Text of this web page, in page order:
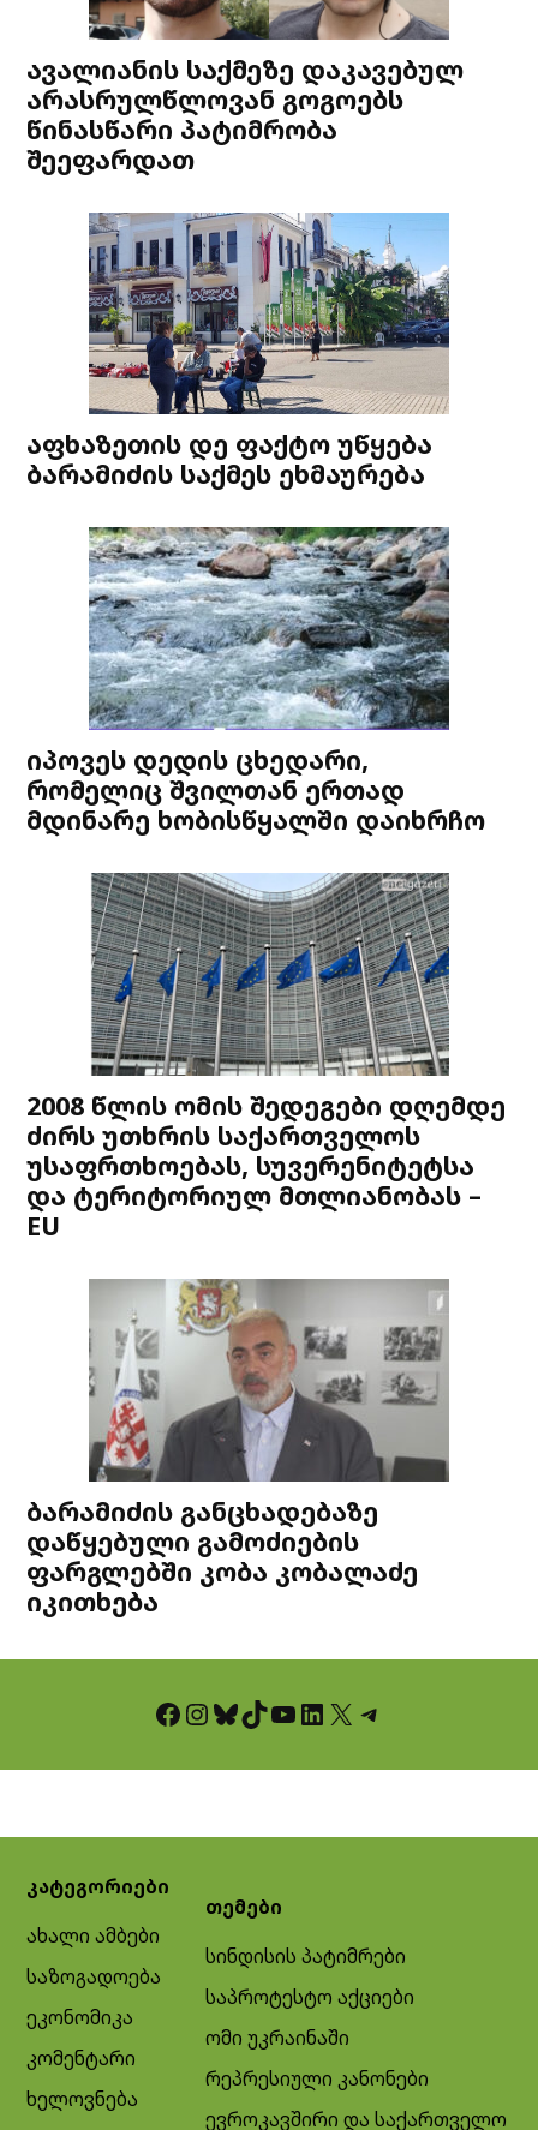
ავალიანის საქმეზე დაკავებულ
არასრულწლოვან გოგოებს
წინასწარი პატიმრობა
შეეფარდათ
აფხაზეთის დე ფაქტო უწყება
ბარამიძის საქმეს ეხმაურება
იპოვეს დედის ცხედარი,
რომელიც შვილთან ერთად
მდინარე ხობისწყალში დაიხრჩო
2008 წლის ომის შედეგები დღემდე
ძირს უთხრის საქართველოს
უსაფრთხოებას, სუვერენიტეტსა
და ტერიტორიულ მთლიანობას –
EU
ბარამიძის განცხადებაზე
დაწყებული გამოძიების
ფარგლებში კობა კობალაძე
იკითხება
Facebook InstagramBluesky TikTok YouTube LinkedIn X Telegram
კატეგორიები
ახალი ამბები
საზოგადოება
ეკონომიკა
კომენტარი
ხელოვნება
თემები
სინდისის პატიმრები
საპროტესტო აქციები
ომი უკრაინაში
რეპრესიული კანონები
ევროკავშირი და საქართველო